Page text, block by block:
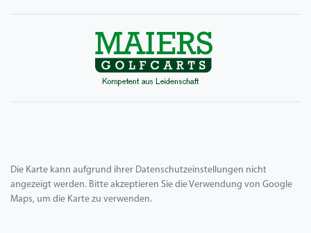
Die Karte kann aufgrund ihrer Datenschutzeinstellungen nicht
angezeigt werden. Bitte akzeptieren Sie die Verwendung von Google
Maps, um die Karte zu verwenden.